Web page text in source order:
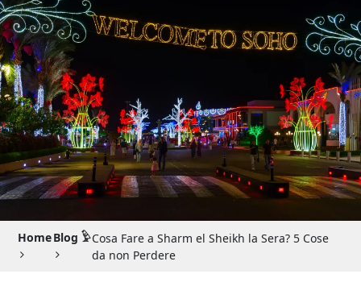
Vacanze Lusso in Egitto
Dahabeya Lusso
Agosto in Egitto
Tour Giordania
Altri
Blog 𓁐
Guida di Viaggio 𓉔
Guida di Viaggio Giordania
HomeBlog 𓅱Cosa Fare a Sharm el Sheikh la Sera? 5 Cose
da non Perdere